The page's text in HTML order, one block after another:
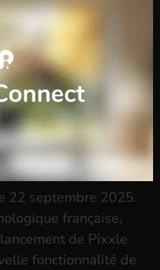
22 septembre 2025.
française,
de Pixxle
fonctionnalité de